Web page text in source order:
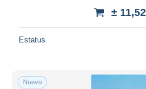
±
Estatus
Nuevo